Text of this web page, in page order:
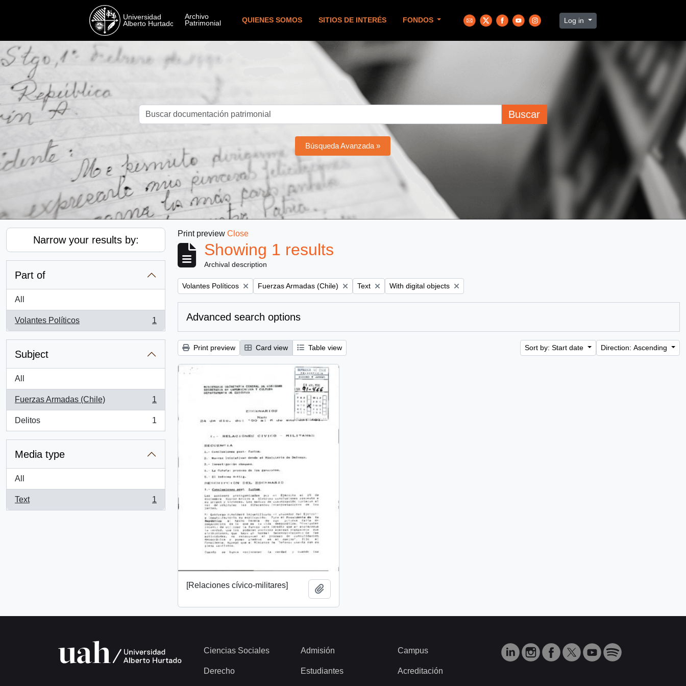
QUIENES SOMOS SITIOS DE INTERÉS FONDOS Log in
Buscar
Búsqueda Avanzada »
Narrow your results by:
Part of
All
Volantes Políticos
, 1 results
1
Subject
All
Fuerzas Armadas (Chile)
, 1 results
1
Delitos
, 1 results
1
Media type
All
Text
, 1 results
1
Print preview Close
Showing 1 results
Archival description
Remove filter:
Volantes Políticos Remove filter:
Fuerzas Armadas (Chile) Remove filter:
Text Remove filter:
With digital objects
Advanced search options
Print preview Card view Table view Sort by: Start date Direction: Ascending
[Relaciones cívico-militares]
Ciencias Sociales
Derecho
Admisión
Estudiantes
Campus
Acreditación